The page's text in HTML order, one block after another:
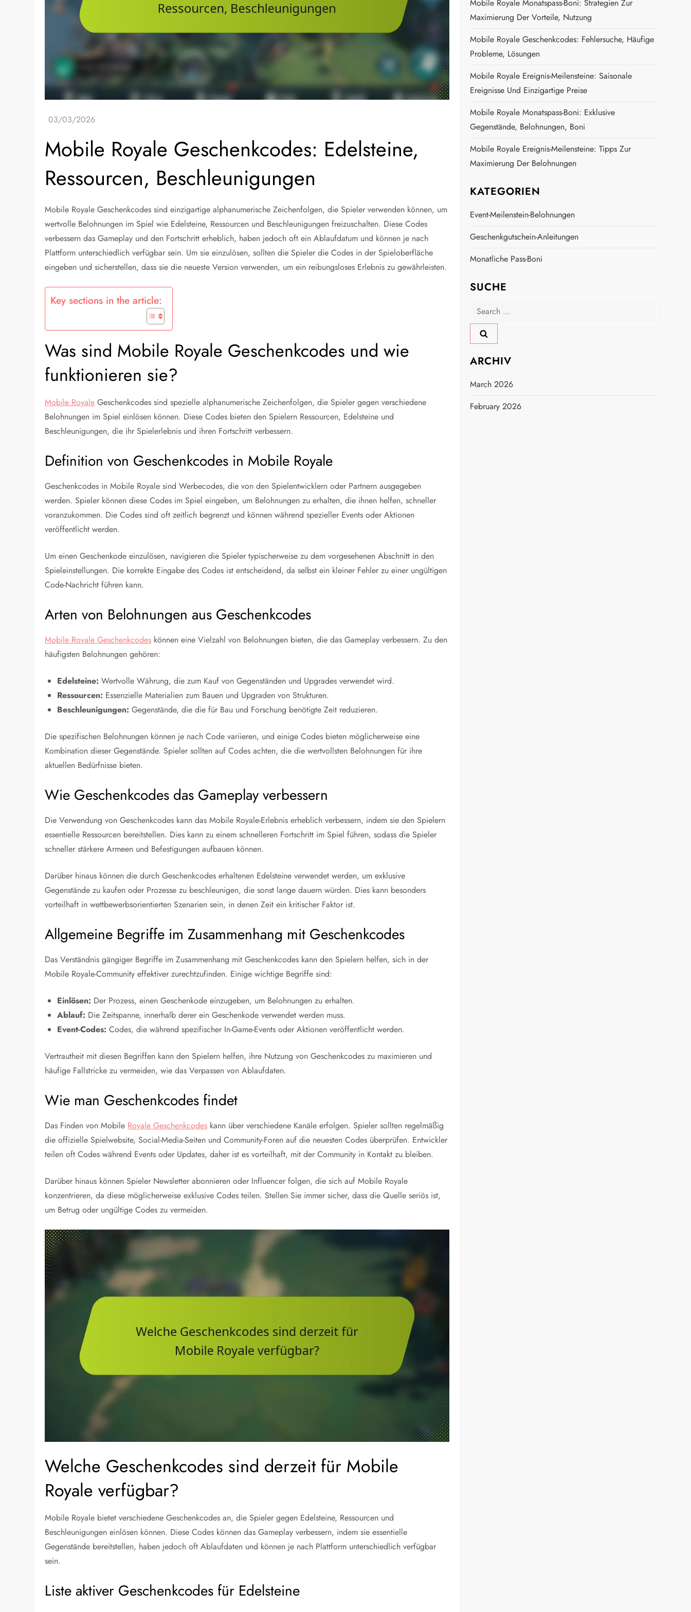
Mobile Royale Geschenkcodes: Edelsteine,
Ressourcen, Beschleunigungen
Mobile Royale Geschenkcodes sind einzigartige alphanumerische Zeichenfolgen, die Spieler verwenden können, um
wertvolle Belohnungen im Spiel wie Edelsteine, Ressourcen und Beschleunigungen freizuschalten. Diese Codes
verbessern das Gameplay und den Fortschritt erheblich, haben jedoch oft ein Ablaufdatum und können je nach
Plattform unterschiedlich verfügbar sein. Um sie einzulösen, sollten die Spieler die Codes in der Spieloberfläche
eingeben und sicherstellen, dass sie die neueste Version verwenden, um ein reibungsloses Erlebnis zu gewährleisten.
Key sections in the article:
Was sind Mobile Royale Geschenkcodes und wie
funktionieren sie?
Mobile Royale Geschenkcodes sind spezielle alphanumerische Zeichenfolgen, die Spieler gegen verschiedene
Belohnungen im Spiel einlösen können. Diese Codes bieten den Spielern Ressourcen, Edelsteine und
Beschleunigungen, die ihr Spielerlebnis und ihren Fortschritt verbessern.
Definition von Geschenkcodes in Mobile Royale
Geschenkcodes in Mobile Royale sind Werbecodes, die von den Spielentwicklern oder Partnern ausgegeben
werden. Spieler können diese Codes im Spiel eingeben, um Belohnungen zu erhalten, die ihnen helfen, schneller
voranzukommen. Die Codes sind oft zeitlich begrenzt und können während spezieller Events oder Aktionen
veröffentlicht werden.
Um einen Geschenkode einzulösen, navigieren die Spieler typischerweise zu dem vorgesehenen Abschnitt in den
Spieleinstellungen. Die korrekte Eingabe des Codes ist entscheidend, da selbst ein kleiner Fehler zu einer ungültigen
Code-Nachricht führen kann.
Arten von Belohnungen aus Geschenkcodes
Mobile Royale Geschenkcodes können eine Vielzahl von Belohnungen bieten, die das Gameplay verbessern. Zu den
häufigsten Belohnungen gehören:
Edelsteine: Wertvolle Währung, die zum Kauf von Gegenständen und Upgrades verwendet wird.
Ressourcen: Essenzielle Materialien zum Bauen und Upgraden von Strukturen.
Beschleunigungen: Gegenstände, die die für Bau und Forschung benötigte Zeit reduzieren.
Die spezifischen Belohnungen können je nach Code variieren, und einige Codes bieten möglicherweise eine
Kombination dieser Gegenstände. Spieler sollten auf Codes achten, die die wertvollsten Belohnungen für ihre
aktuellen Bedürfnisse bieten.
Wie Geschenkcodes das Gameplay verbessern
Die Verwendung von Geschenkcodes kann das Mobile Royale-Erlebnis erheblich verbessern, indem sie den Spielern
essentielle Ressourcen bereitstellen. Dies kann zu einem schnelleren Fortschritt im Spiel führen, sodass die Spieler
schneller stärkere Armeen und Befestigungen aufbauen können.
Darüber hinaus können die durch Geschenkcodes erhaltenen Edelsteine verwendet werden, um exklusive
Gegenstände zu kaufen oder Prozesse zu beschleunigen, die sonst lange dauern würden. Dies kann besonders
vorteilhaft in wettbewerbsorientierten Szenarien sein, in denen Zeit ein kritischer Faktor ist.
Allgemeine Begriffe im Zusammenhang mit Geschenkcodes
Das Verständnis gängiger Begriffe im Zusammenhang mit Geschenkcodes kann den Spielern helfen, sich in der
Mobile Royale-Community effektiver zurechtzufinden. Einige wichtige Begriffe sind:
Einlösen: Der Prozess, einen Geschenkode einzugeben, um Belohnungen zu erhalten.
Ablauf: Die Zeitspanne, innerhalb derer ein Geschenkode verwendet werden muss.
Event-Codes: Codes, die während spezifischer In-Game-Events oder Aktionen veröffentlicht werden.
Vertrautheit mit diesen Begriffen kann den Spielern helfen, ihre Nutzung von Geschenkcodes zu maximieren und
häufige Fallstricke zu vermeiden, wie das Verpassen von Ablaufdaten.
Wie man Geschenkcodes findet
Das Finden von Mobile Royale Geschenkcodes kann über verschiedene Kanäle erfolgen. Spieler sollten regelmäßig
die offizielle Spielwebsite, Social-Media-Seiten und Community-Foren auf die neuesten Codes überprüfen. Entwickler
teilen oft Codes während Events oder Updates, daher ist es vorteilhaft, mit der Community in Kontakt zu bleiben.
Darüber hinaus können Spieler Newsletter abonnieren oder Influencer folgen, die sich auf Mobile Royale
konzentrieren, da diese möglicherweise exklusive Codes teilen. Stellen Sie immer sicher, dass die Quelle seriös ist,
um Betrug oder ungültige Codes zu vermeiden.
Welche Geschenkcodes sind derzeit für Mobile
Royale verfügbar?
Mobile Royale bietet verschiedene Geschenkcodes an, die Spieler gegen Edelsteine, Ressourcen und
Beschleunigungen einlösen können. Diese Codes können das Gameplay verbessern, indem sie essentielle
Gegenstände bereitstellen, haben jedoch oft Ablaufdaten und können je nach Plattform unterschiedlich verfügbar
sein.
Liste aktiver Geschenkcodes für Edelsteine
Mobile Royale Monatspass-Boni: Strategien Zur
Maximierung Der Vorteile, Nutzung
Mobile Royale Geschenkcodes: Fehlersuche, Häufige
Probleme, Lösungen
Mobile Royale Ereignis-Meilensteine: Saisonale
Ereignisse Und Einzigartige Preise
Mobile Royale Monatspass-Boni: Exklusive
Gegenstände, Belohnungen, Boni
Mobile Royale Ereignis-Meilensteine: Tipps Zur
Maximierung Der Belohnungen
KATEGORIEN
Event-Meilenstein-Belohnungen
Geschenkgutschein-Anleitungen
Monatliche Pass-Boni
SUCHE
Search
for:
ARCHIV
March 2026
February 2026